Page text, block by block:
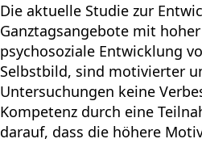
Die aktuelle Studie zur
Ganztagsangebote mit
psychosoziale Entwicklung
Selbstbild, sind motivierter
Untersuchungen keine
Kompetenz durch eine
darauf, dass die höhere